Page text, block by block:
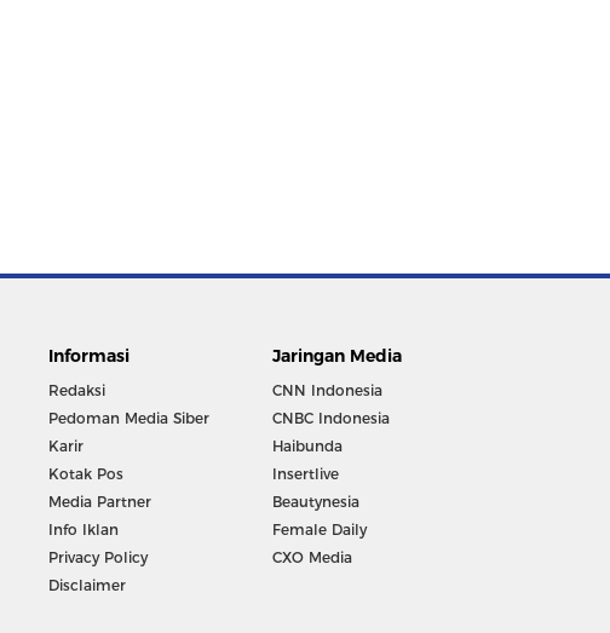
Informasi
Redaksi
Pedoman Media Siber
Karir
Kotak Pos
Media Partner
Info Iklan
Privacy Policy
Disclaimer
Jaringan Media
CNN Indonesia
CNBC Indonesia
Haibunda
Insertlive
Beautynesia
Female Daily
CXO Media